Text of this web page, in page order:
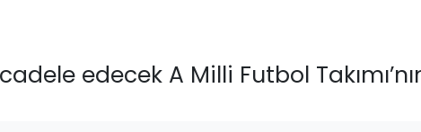
edecek A Milli Futbol